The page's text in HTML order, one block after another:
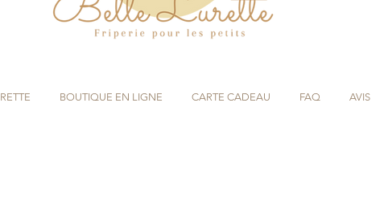
BOUTIQUE EN LIGNE CARTE CADEAU FAQ AVIS